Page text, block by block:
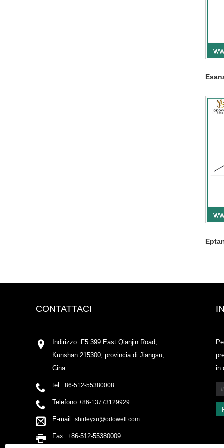
CONTATTACI
Indirizzo: F5.399 East Qianjin Road,
Kunshan 215300, provincia di Jiangsu,
Cina
tel:+86-512-55380008
Telefono:+86-13773129929
E-mail: shirleyxu@odowell.com
Fax: +86-512-55380009
in